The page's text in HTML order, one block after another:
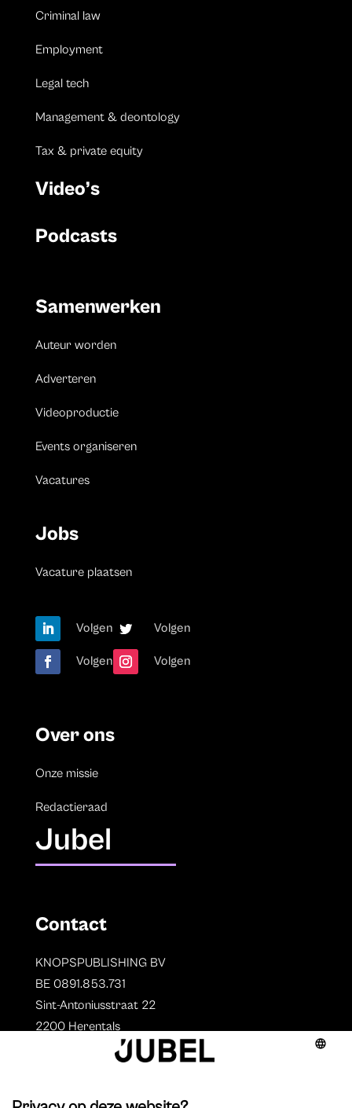
Criminal law
Employment
Legal tech
Management & deontology
Tax & private equity
Video’s
Podcasts
Samenwerken
Auteur worden
Adverteren
Videoproductie
Events organiseren
Vacatures
Jobs
Vacature plaatsen
Volgen Volgen
Volgen Volgen
Over ons
Onze missie
Redactieraad
Jubel
Contact
KNOPSPUBLISHING BV
BE 0891.853.731
Sint-Antoniusstraat 22
2200 Herentals
Auteurs